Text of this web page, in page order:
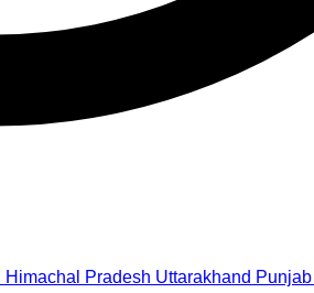
Himachal Pradesh Uttarakhand Punjab